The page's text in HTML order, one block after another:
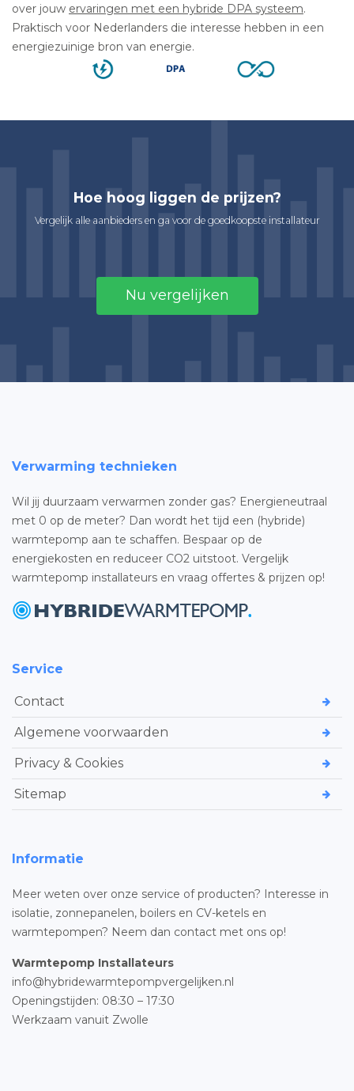
over jouw ervaringen met een hybride DPA systeem.
Praktisch voor Nederlanders die interesse hebben in een
energiezuinige bron van energie.
Hoe hoog liggen de prijzen?
Vergelijk alle aanbieders en ga voor de goedkoopste installateur
Nu vergelijken
Verwarming technieken
Wil jij duurzaam verwarmen zonder gas? Energieneutraal
met 0 op de meter? Dan wordt het tijd een (hybride)
warmtepomp aan te schaffen. Bespaar op de
energiekosten en reduceer CO2 uitstoot. Vergelijk
warmtepomp installateurs en vraag offertes & prijzen op!
Service
Contact
Algemene voorwaarden
Privacy & Cookies
Sitemap
Informatie
Meer weten over onze service of producten? Interesse in
isolatie, zonnepanelen, boilers en CV-ketels en
warmtepompen? Neem dan contact met ons op!
Warmtepomp Installateurs
info@hybridewarmtepompvergelijken.nl
Openingstijden: 08:30 – 17:30
Werkzaam vanuit Zwolle